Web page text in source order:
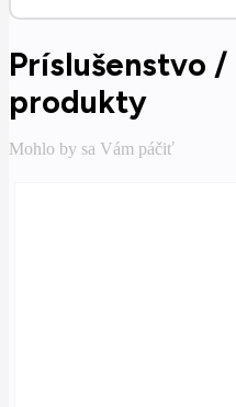
Príslušenstvo /
produkty
Mohlo by sa Vám páčiť